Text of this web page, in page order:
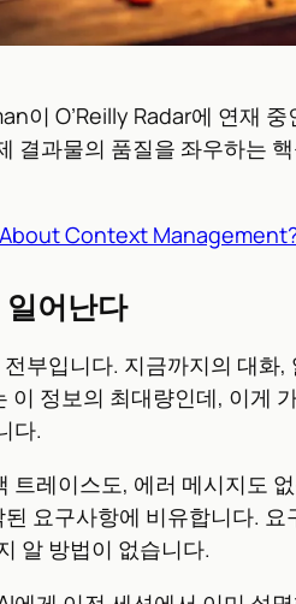
이 O’Reilly Radar에 연재
결과물의 품질을 좌우하는
Context
일어난다
부입니다. 지금까지의 대
정보의 최대량인데, 이게
다.
트레이스도, 에러 메시지도
요구사항에 비유합니다.
알 방법이 없습니다.